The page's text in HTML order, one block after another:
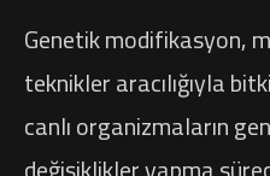
Genetik modifikasyon,
teknikler aracılığıyla
canlı organizmaların